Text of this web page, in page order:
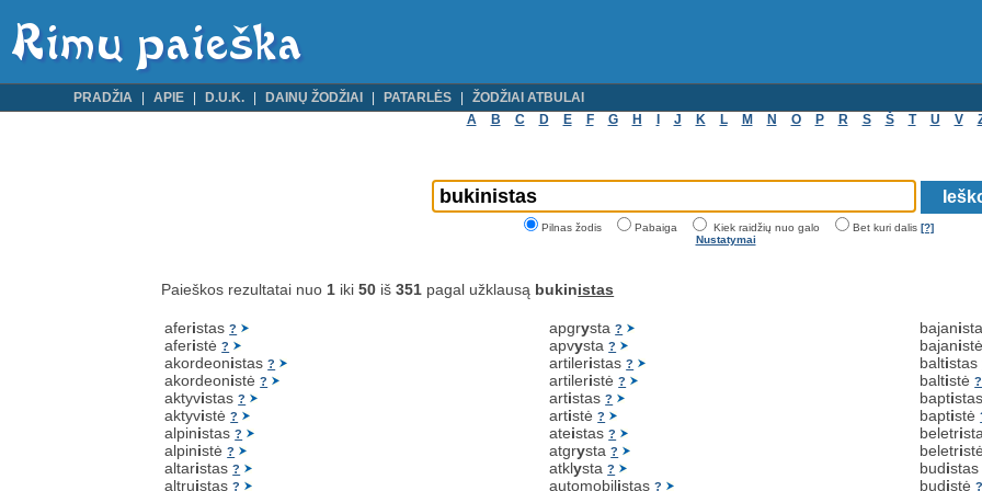
PRADŽIA APIE D.U.K. DAINŲ ŽODŽIAI PATARLĖS
ŽODŽIAI ATBULAI
A
B C D E F G H J K L M N O P R S Š T U V
Pilnas žodis Pabaiga Kiek raidžių nuo galo Bet kuri dalis [?]
Nustatymai
Paieškos rezultatai nuo 1 iki50 iš351 pagal užklausą bukinistas
aferistas?
aferistė?
akordeonistas?
akordeonistė?
aktyvistas?
aktyvistė?
alpinistas?
alpinistė?
altaristas?
altruistas?
apgrysta?
apvysta?
artileristas?
artileristė?
artistas?
artistė?
ateistas?
atgrysta?
atklysta?
automobilistas?
bajani
bajani
baltistas
baltistė?
bapti
baptistė
beletri
beletri
budi
budistė?